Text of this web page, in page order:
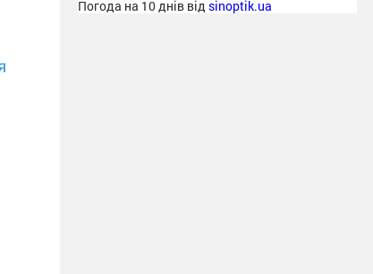
Погода на 10 днів від sinoptik.ua